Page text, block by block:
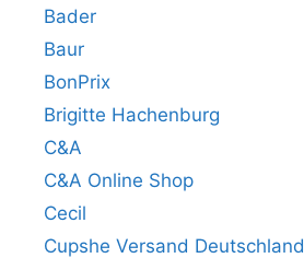
Bader
Baur
BonPrix
Brigitte Hachenburg
C&A
C&A Online Shop
Cecil
Cupshe Versand Deutschland